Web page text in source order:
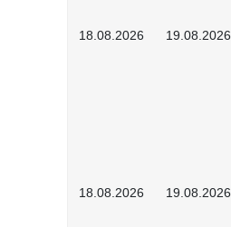
18.08.2026 19.08.2026
18.08.2026 19.08.2026